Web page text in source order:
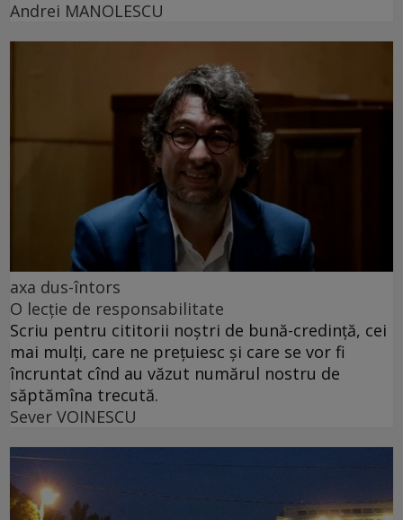
Andrei MANOLESCU
axa dus-întors
O lecție de responsabilitate
Scriu pentru cititorii noștri de bună-credință, cei
mai mulți, care ne prețuiesc și care se vor fi
încruntat cînd au văzut numărul nostru de
săptămîna trecută.
Sever VOINESCU